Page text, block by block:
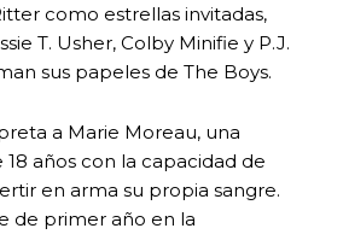
como estrellas invitadas,
T. Usher, Colby Minifie y P.J.
sus papeles de The Boys.
a Marie Moreau, una
años con la capacidad de
en arma su propia sangre.
de primer año en la